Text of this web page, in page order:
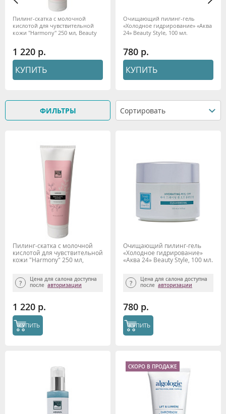
Пилинг-скатка с молочной
кислотой для чувствительной
кожи "Harmony" 250 мл, Beauty
1 220
КУПИТЬ
Очищающий пилинг-гель
«Холодное гидрирование» «Аква
24» Beauty Style, 100 мл.
780
КУПИТЬ
Сортировать
ФИЛЬТРЫ
Пилинг-скатка с молочной
кислотой для чувствительной
кожи "Harmony" 250 мл,
Цена для салона доступна
после авторизации
1 220 р.
КУПИТЬ
Очищающий пилинг-гель
«Холодное гидрирование»
«Аква 24» Beauty Style, 100 мл.
Цена для салона доступна
после авторизации
780 р.
КУПИТЬ
СКОРО В ПРОДАЖЕ